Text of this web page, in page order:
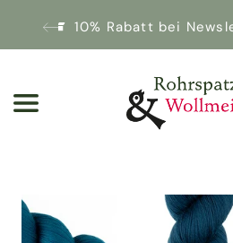
10% Rabatt bei